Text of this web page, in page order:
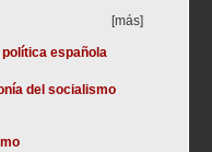
[más]
española
del socialismo